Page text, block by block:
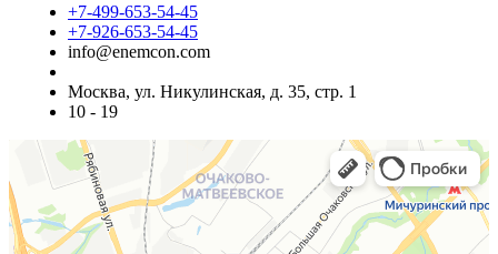
+7-499-653-54-45
+7-926-653-54-45
info@enemcon.com
Москва, ул. Никулинская, д. 35, стр. 1
10 - 19